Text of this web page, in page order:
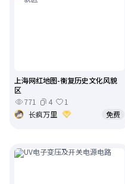
上海网红地图-衡复历史文化风貌
区
771
4
1
长疯万里
免费